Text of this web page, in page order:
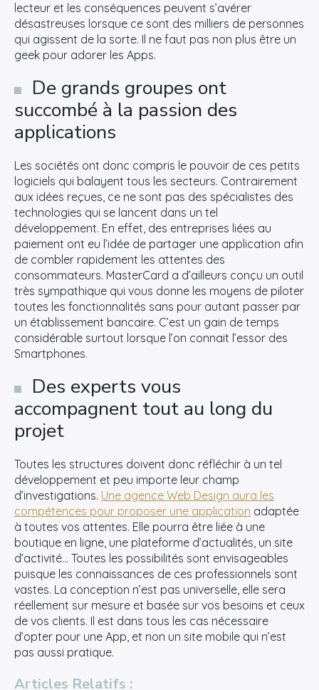
lecteur et les conséquences peuvent s’avérer
désastreuses lorsque ce sont des milliers de personnes
qui agissent de la sorte. Il ne faut pas non plus être un
geek pour adorer les Apps.
De grands groupes ont
succombé à la passion des
applications
Les sociétés ont donc compris le pouvoir de ces petits
logiciels qui balayent tous les secteurs. Contrairement
aux idées reçues, ce ne sont pas des spécialistes des
technologies qui se lancent dans un tel
développement. En effet, des entreprises liées au
paiement ont eu l’idée de partager une application afin
de combler rapidement les attentes des
consommateurs. MasterCard a d’ailleurs conçu un outil
très sympathique qui vous donne les moyens de piloter
toutes les fonctionnalités sans pour autant passer par
un établissement bancaire. C’est un gain de temps
considérable surtout lorsque l’on connait l’essor des
Smartphones.
Des experts vous
accompagnent tout au long du
projet
Toutes les structures doivent donc réfléchir à un tel
développement et peu importe leur champ
d’investigations. Une agence Web Design aura les
compétences pour proposer une application adaptée
à toutes vos attentes. Elle pourra être liée à une
boutique en ligne, une plateforme d’actualités, un site
d’activité… Toutes les possibilités sont envisageables
puisque les connaissances de ces professionnels sont
vastes. La conception n’est pas universelle, elle sera
réellement sur mesure et basée sur vos besoins et ceux
de vos clients. Il est dans tous les cas nécessaire
d’opter pour une App, et non un site mobile qui n’est
pas aussi pratique.
Articles Relatifs :